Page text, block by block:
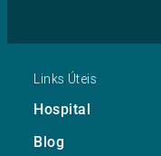
Links Úteis
Hospital
Blog